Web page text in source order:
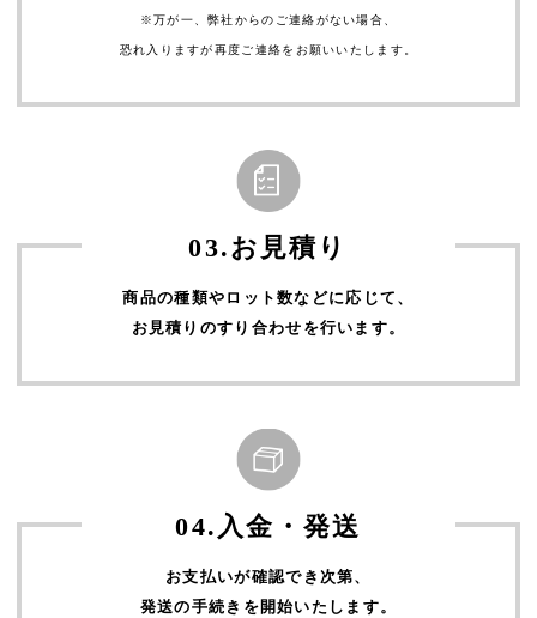
※万が一、弊社からのご連絡がない場合、
恐れ入りますが再度ご連絡をお願いいたします。
03.お見積り
商品の種類やロット数などに応じて、
お見積りのすり合わせを行います。
04.入金・発送
お支払いが確認でき次第、
発送の手続きを開始いたします。